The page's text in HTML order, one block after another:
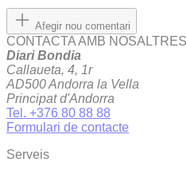
Afegir nou comentari
CONTACTA AMB NOSALTRES
Diari Bondia
Callaueta, 4, 1r
AD500 Andorra la Vella
Principat d'Andorra
Tel. +376 80 88 88
Formulari de contacte
Serveis